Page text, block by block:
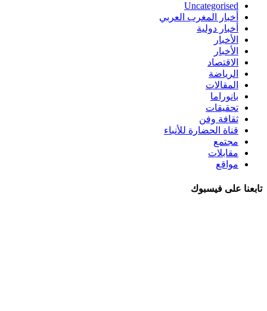
Uncategorised
أخبار المغرب العربي
أخبار دولية
الأخبار
الأخبار
الاقتصاد
الرياضة
المقالات
بانوراما
تحقيقات
ثقافة وفن
قناة الحضارة للأنباء
مجتمع
مقابلات
مواقع
تابعنا على فيسبوك